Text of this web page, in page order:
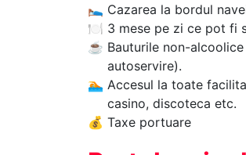
🛌 Cazarea la bordul
🍽 3 mese pe zi ce pot fi
☕ Bauturile non-
autoservire).
🏊‍ Accesul la toate
casino, discoteca etc.
💰 Taxe portuare